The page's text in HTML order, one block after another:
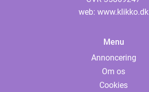
web: www.klikko.dk
Menu
Annoncering
Om os
Cookies